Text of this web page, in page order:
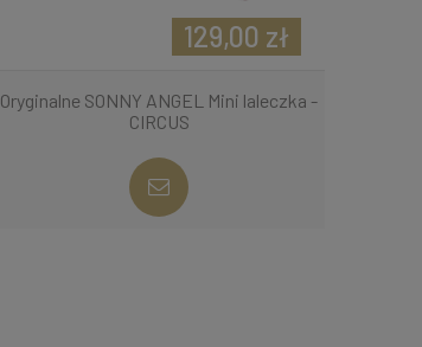
Oryginalne SONNY ANGEL Mini laleczka -
CIRCUS
129,00 zł